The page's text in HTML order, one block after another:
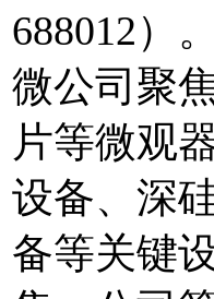
688012）
微公司聚
片等微观
设备、深
备等关键